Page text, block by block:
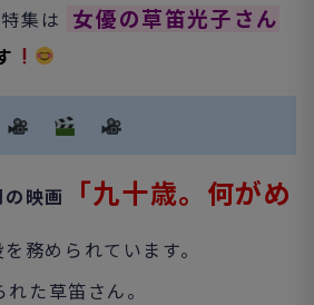
集は 女優の草笛光子さん
映画
「九十歳。何がめ
務められています。
た草笛さん。